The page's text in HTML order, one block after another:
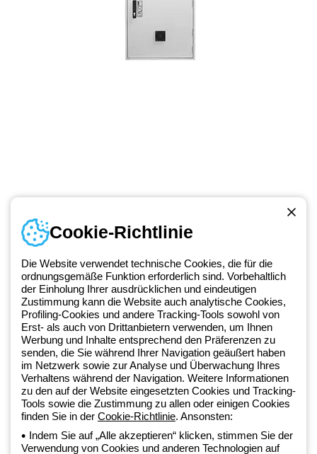
Seit 2025 ist Beghelli Teil der GEWISS Group und Teil des GEWISS
LightZone-Ökosystems, in dem wir integrierte Beleuchtungslösungen
entwickeln, die Komplexität in Einfachheit verwandeln und Fachleute
sowie Endnutzer dabei unterstützen, ihre Anforderungen zu erfüllen.
Erfahren Sie mehr über GEWISS.
Germany: DE
Kontakt
Montag bis Freitag von 8:00 bis 17:00 Uhr
+49 2064 97010
Cookie-Richtlinie
Die Website verwendet technische Cookies, die für die
ordnungsgemäße Funktion erforderlich sind. Vorbehaltlich
der Einholung Ihrer ausdrücklichen und eindeutigen
Zustimmung kann die Website auch analytische Cookies,
Profiling-Cookies und andere Tracking-Tools sowohl von
Erst- als auch von Drittanbietern verwenden, um Ihnen
Werbung und Inhalte entsprechend den Präferenzen zu
senden, die Sie während Ihrer Navigation geäußert haben
im Netzwerk sowie zur Analyse und Überwachung Ihres
Verhaltens während der Navigation. Weitere Informationen
zu den auf der Website eingesetzten Cookies und Tracking-
Tools sowie die Zustimmung zu allen oder einigen Cookies
finden Sie in der Cookie-Richtlinie. Ansonsten:
Indem Sie auf „Alle akzeptieren“ klicken, stimmen Sie der
Verwendung von Cookies und anderen Technologien auf